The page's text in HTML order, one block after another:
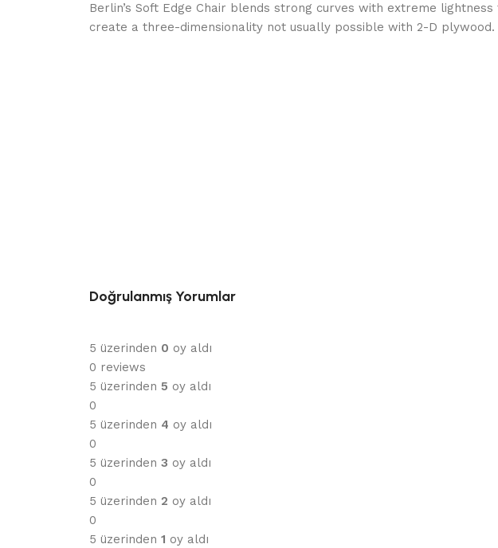
Berlin’s Soft Edge Chair blends strong curves with extreme lightness
create a three-dimensionality not usually possible with 2-D plywood.
Doğrulanmış Yorumlar
5 üzerinden 0 oy aldı
0 reviews
5 üzerinden 5 oy aldı
0
5 üzerinden 4 oy aldı
0
5 üzerinden 3 oy aldı
0
5 üzerinden 2 oy aldı
0
5 üzerinden 1 oy aldı